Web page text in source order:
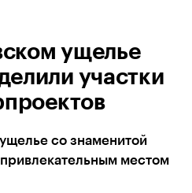
ущелье
участки
со знаменитой
местом